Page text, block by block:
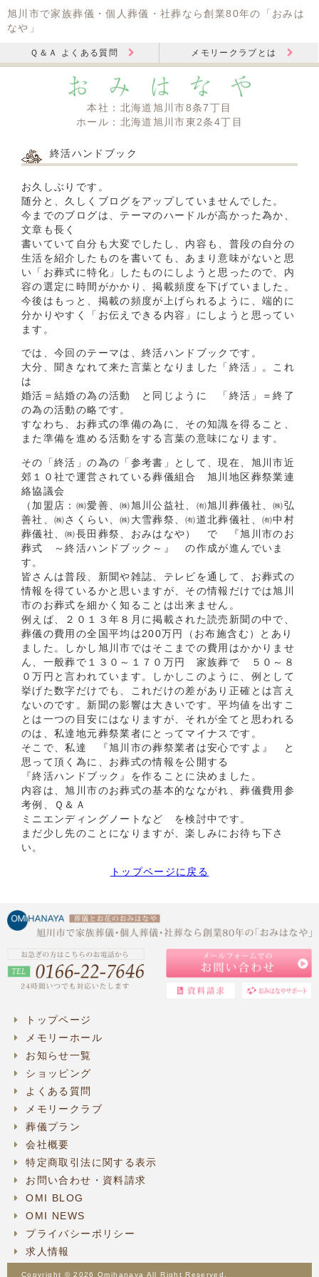
旭川市で家族葬儀・個人葬儀・社葬なら創業80年の「おみは
なや」
Ｑ＆Ａ よくある質問 メモリークラブとは
本社：北海道旭川市8条7丁目
ホール：北海道旭川市東2条4丁目
終活ハンドブック
お久しぶりです。
随分と、久しくブログをアップしていませんでした。
今までのブログは、テーマのハードルが高かった為か、
文章も長く
書いていて自分も大変でしたし、内容も、普段の自分の
生活を紹介したものを書いても、あまり意味がないと思
い「お葬式に特化」したものにしようと思ったので、内
容の選定に時間がかかり、掲載頻度を下げていました。
今後はもっと、掲載の頻度が上げられるように、端的に
分かりやすく「お伝えできる内容」にしようと思ってい
ます。
では、今回のテーマは、終活ハンドブックです。
大分、聞きなれて来た言葉となりました「終活」。これ
は
婚活＝結婚の為の活動 と同じように 「終活」＝終了
の為の活動の略です。
すなわち、お葬式の準備の為に、その知識を得ること、
また準備を進める活動をする言葉の意味になります。
その「終活」の為の「参考書」として、現在、旭川市近
郊１０社で運営されている葬儀組合 旭川地区葬祭業連
絡協議会
（加盟店：㈱愛善、㈱旭川公益社、㈲旭川葬儀社、㈱弘
善社、㈱さくらい、㈱大雪葬祭、㈲道北葬儀社、㈲中村
葬儀社、㈱長田葬祭、おみはなや） で 『旭川市のお
葬式 ～終活ハンドブック～』 の作成が進んでいま
す。
皆さんは普段、新聞や雑誌、テレビを通して、お葬式の
情報を得ているかと思いますが、その情報だけでは旭川
市のお葬式を細かく知ることは出来ません。
例えば、２０１３年８月に掲載された読売新聞の中で、
葬儀の費用の全国平均は200万円（お布施含む）とあり
ました。しかし旭川市ではそこまでの費用はかかりませ
ん、一般葬で１３０～１７０万円 家族葬で ５０～８
０万円と言われています。しかしこのように、例として
挙げた数字だけでも、これだけの差があり正確とは言え
ないのです。新聞の影響は大きいです。平均値を出すこ
とは一つの目安にはなりますが、それが全てと思われる
のは、私達地元葬祭業者にとってマイナスです。
そこで、私達 『旭川市の葬祭業者は安心ですよ』 と
思って頂く為に、お葬式の情報を公開する
『終活ハンドブック』を作ることに決めました。
内容は、旭川市のお葬式の基本的なながれ、葬儀費用参
考例、Ｑ＆Ａ
ミニエンディングノートなど を検討中です。
まだ少し先のことになりますが、楽しみにお待ち下さ
い。
トップページに戻る
トップページ
メモリーホール
お知らせ一覧
ショッピング
よくある質問
メモリークラブ
葬儀プラン
会社概要
特定商取引法に関する表示
お問い合わせ・資料請求
OMI BLOG
OMI NEWS
プライバシーポリシー
求人情報
Copyright © 2026 Omihanaya All Right Reserved.